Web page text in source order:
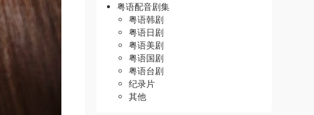
粤语配音剧集
粤语韩剧
粤语日剧
粤语美剧
粤语国剧
粤语台剧
纪录片
其他